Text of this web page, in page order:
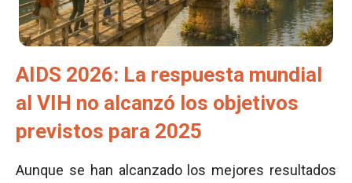
AIDS 2026: La respuesta mundial
al VIH no alcanzó los objetivos
previstos para 2025
Aunque se han alcanzado los mejores resultados